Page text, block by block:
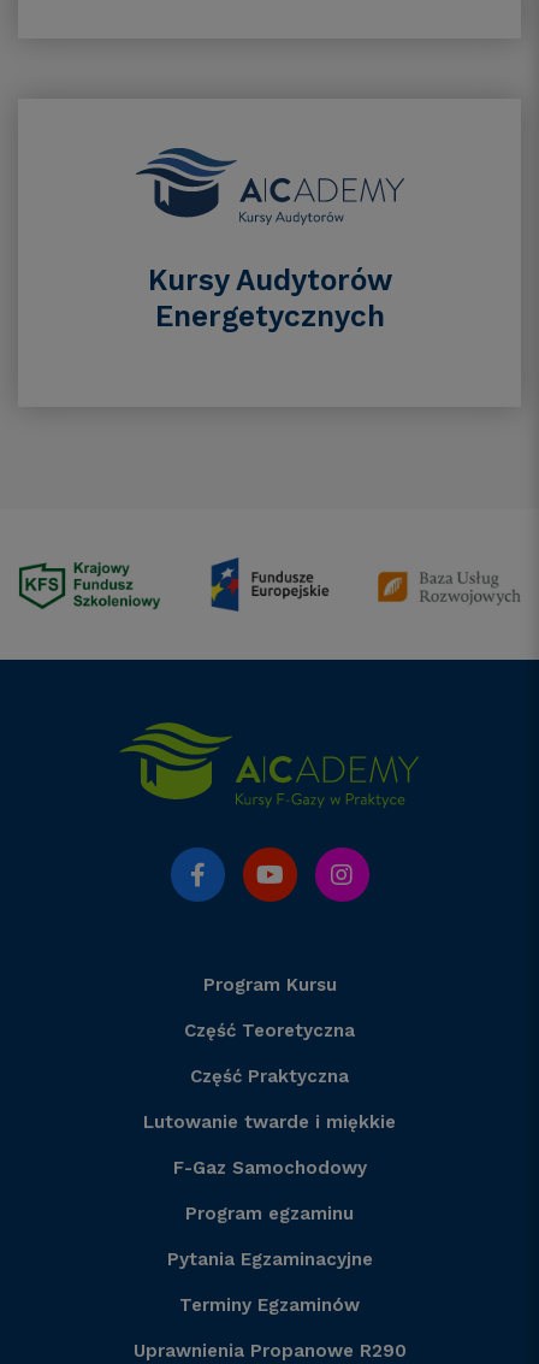
Kursy Audytorów
Energetycznych
Program Kursu
Część Teoretyczna
Część Praktyczna
Lutowanie twarde i miękkie
F-Gaz Samochodowy
Program egzaminu
Pytania Egzaminacyjne
Terminy Egzaminów
Uprawnienia Propanowe R290